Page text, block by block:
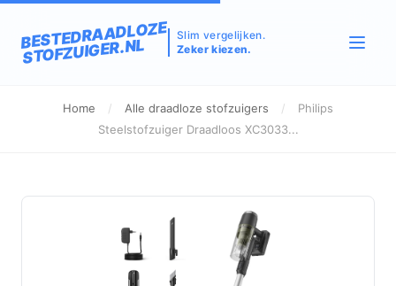
BESTEDRAADLOZE
STOFZUIGER.NL
Slim vergelijken.
Zeker kiezen.
Home / Alle draadloze stofzuigers /
Philips
Steelstofzuiger Draadloos XC3033...